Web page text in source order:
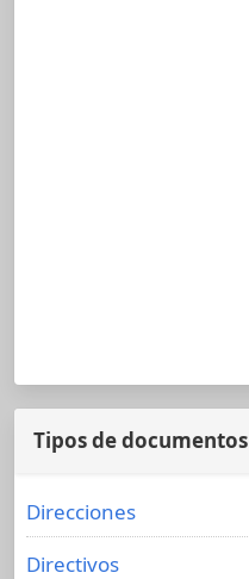
Tipos de documentos
Direcciones
Directivos